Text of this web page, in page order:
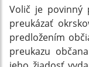
Volič je povinný
preukázať
predložením
preukazu